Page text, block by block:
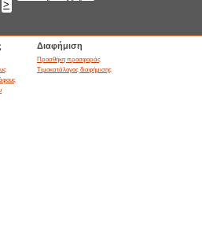
στα Romwe
ΟΛΑ!